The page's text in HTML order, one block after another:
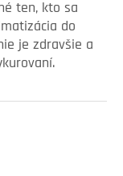
ten, kto sa
do
je zdravšie a